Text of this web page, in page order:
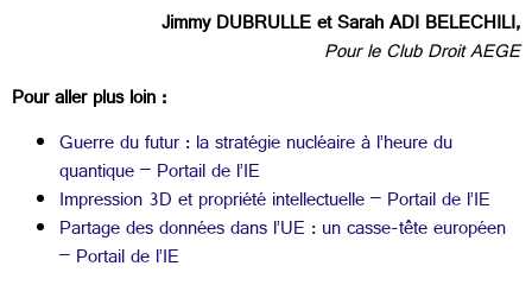
Jimmy DUBRULLE et Sarah ADI BELECHILI,
Pour le Club Droit AEGE
Pour aller plus loin :
Guerre du futur : la stratégie nucléaire à l’heure du
quantique – Portail de l’IE
Impression 3D et propriété intellectuelle – Portail de l’IE
Partage des données dans l’UE : un casse-tête européen
– Portail de l’IE